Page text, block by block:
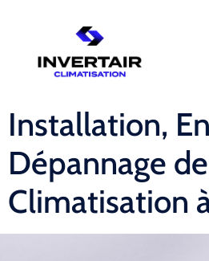
Installation,
Dépannage de
Climatisation